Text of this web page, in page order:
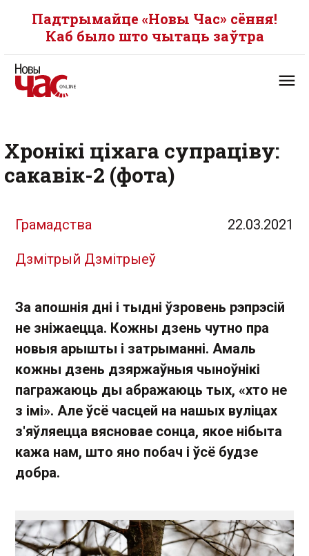
Падтрымайце «Новы Час» сёння!
Каб было што чытаць заўтра
Хронікі ціхага супраціву:
сакавік-2 (фота)
Грамадства 22.03.2021
Дзмітрый Дзмітрыеў
За апошнія дні і тыдні ўзровень рэпрэсій
не зніжаецца. Кожны дзень чутно пра
новыя арышты і затрыманні. Амаль
кожны дзень дзяржаўныя чыноўнікі
пагражаюць ды абражаюць тых, «хто не
з імі». Але ўсё часцей на нашых вуліцах
з'яўляецца вясновае сонца, якое нібыта
кажа нам, што яно побач і ўсё будзе
добра.